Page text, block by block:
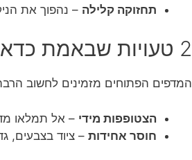
תחזוקה קלילה – נהפוך את
2 טעויות שבאמת כדאי להימנע מהן – איך לא להרוס את הקסם?
המדפים הפתוחים מזמינים לחשוב
הצטופפות מידי – אל תמלאו
חוסר אחידות – ציוד בצבעים,